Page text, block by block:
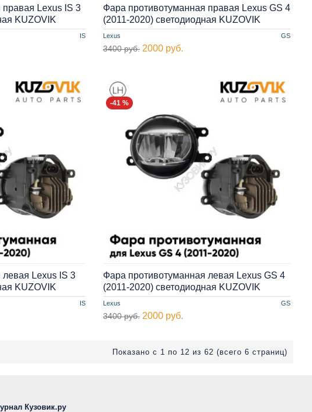
IS
Lexus IS 3
KUZOVIK
Lexus GS
Фара противотуманная правая Lexus GS 4
(2011-2020) cветодиодная KUZOVIK
3400 руб. 2000 руб.
IS
Lexus IS 3
KUZOVIK
-41 %
Lexus GS
Фара противотуманная левая Lexus GS 4
(2011-2020) cветодиодная KUZOVIK
3400 руб. 2000 руб.
Показано с 1 по 12 из 62 (всего 6 страниц)
Кузовик.ру